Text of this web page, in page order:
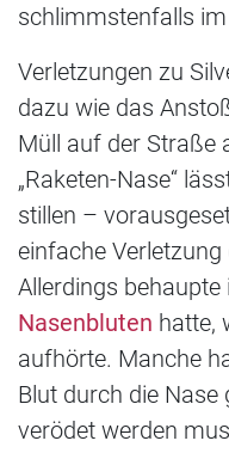
schlimmstenfalls
Verletzungen zu
dazu wie das
Müll auf der Straße
„Raketen-Nase“
stillen –
einfache
Allerdings
Nasenbluten hatte,
aufhörte. Manche
Blut durch die Nase
verödet werden